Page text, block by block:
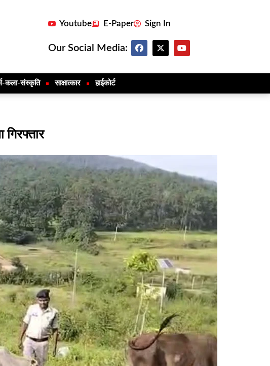
Youtube E-Paper Sign In
Our Social Media:
कला-संस्कृति साक्षात्कार हाईकोर्ट